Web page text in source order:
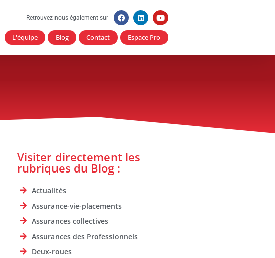
Retrouvez nous également sur
L'équipe Blog Contact Espace Pro
Visiter directement les
rubriques du Blog :
Actualités
Assurance-vie-placements
Assurances collectives
Assurances des Professionnels
Deux-roues